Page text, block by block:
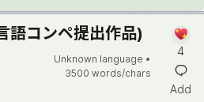
語コンペ提出作品)
Unknown language •
3500 words/chars
4
Add